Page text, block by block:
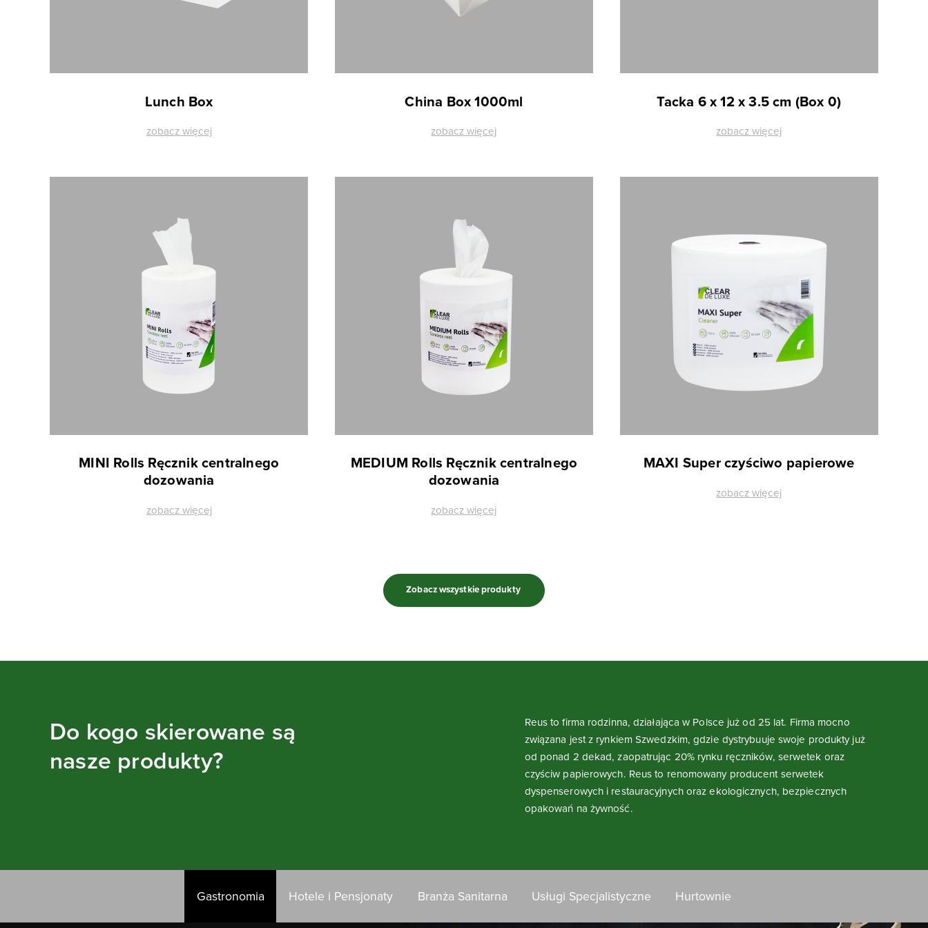
Lunch Box
zobacz więcej
China Box 1000ml
zobacz więcej
Tacka 6 x 12 x 3.5 cm (Box 0)
zobacz więcej
MINI Rolls Ręcznik centralnego
dozowania
zobacz więcej
MEDIUM Rolls Ręcznik centralnego
dozowania
zobacz więcej
MAXI Super czyściwo papierowe
zobacz więcej
Zobacz wszystkie produkty
Do kogo skierowane są
nasze produkty?
Reus to firma rodzinna, działająca w Polsce już od 25 lat. Firma mocno
związana jest z rynkiem Szwedzkim, gdzie dystrybuuje swoje produkty już
od ponad 2 dekad, zaopatrując 20% rynku ręczników, serwetek oraz
czyściw papierowych. Reus to renomowany producent serwetek
dyspenserowych i restauracyjnych oraz ekologicznych, bezpiecznych
opakowań na żywność.
Gastronomia Hotele i Pensjonaty Branża Sanitarna Usługi Specjalistyczne Hurtownie